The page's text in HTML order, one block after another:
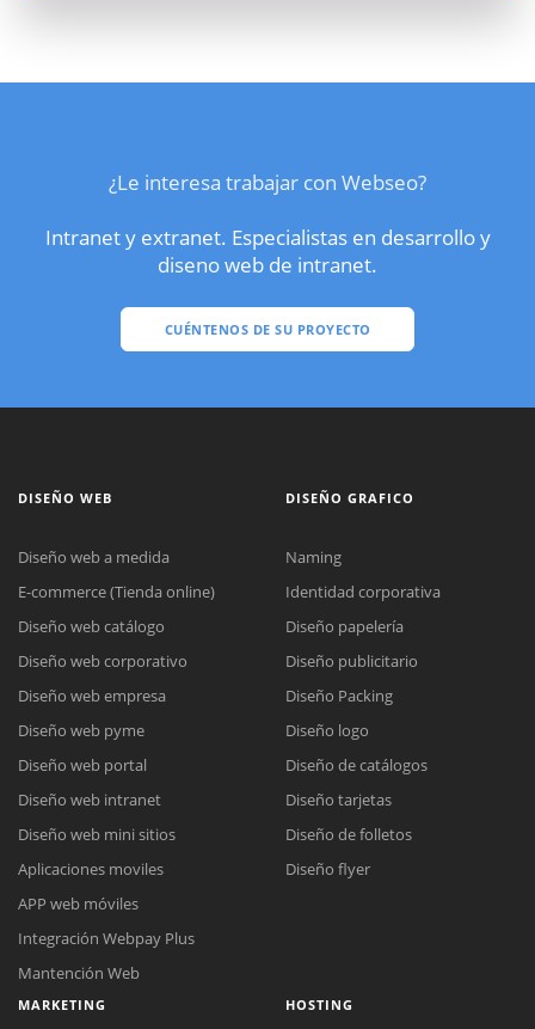
¿Le interesa trabajar con Webseo?
Intranet y extranet. Especialistas en desarrollo y
diseno web de intranet.
CUÉNTENOS DE SU PROYECTO
DISEÑO WEB
Diseño web a medida
E-commerce (Tienda online)
Diseño web catálogo
Diseño web corporativo
Diseño web empresa
Diseño web pyme
Diseño web portal
Diseño web intranet
Diseño web mini sitios
Aplicaciones moviles
APP web móviles
Integración Webpay Plus
Mantención Web
DISEÑO GRAFICO
Naming
Identidad corporativa
Diseño papelería
Diseño publicitario
Diseño Packing
Diseño logo
Diseño de catálogos
Diseño tarjetas
Diseño de folletos
Diseño flyer
MARKETING HOSTING